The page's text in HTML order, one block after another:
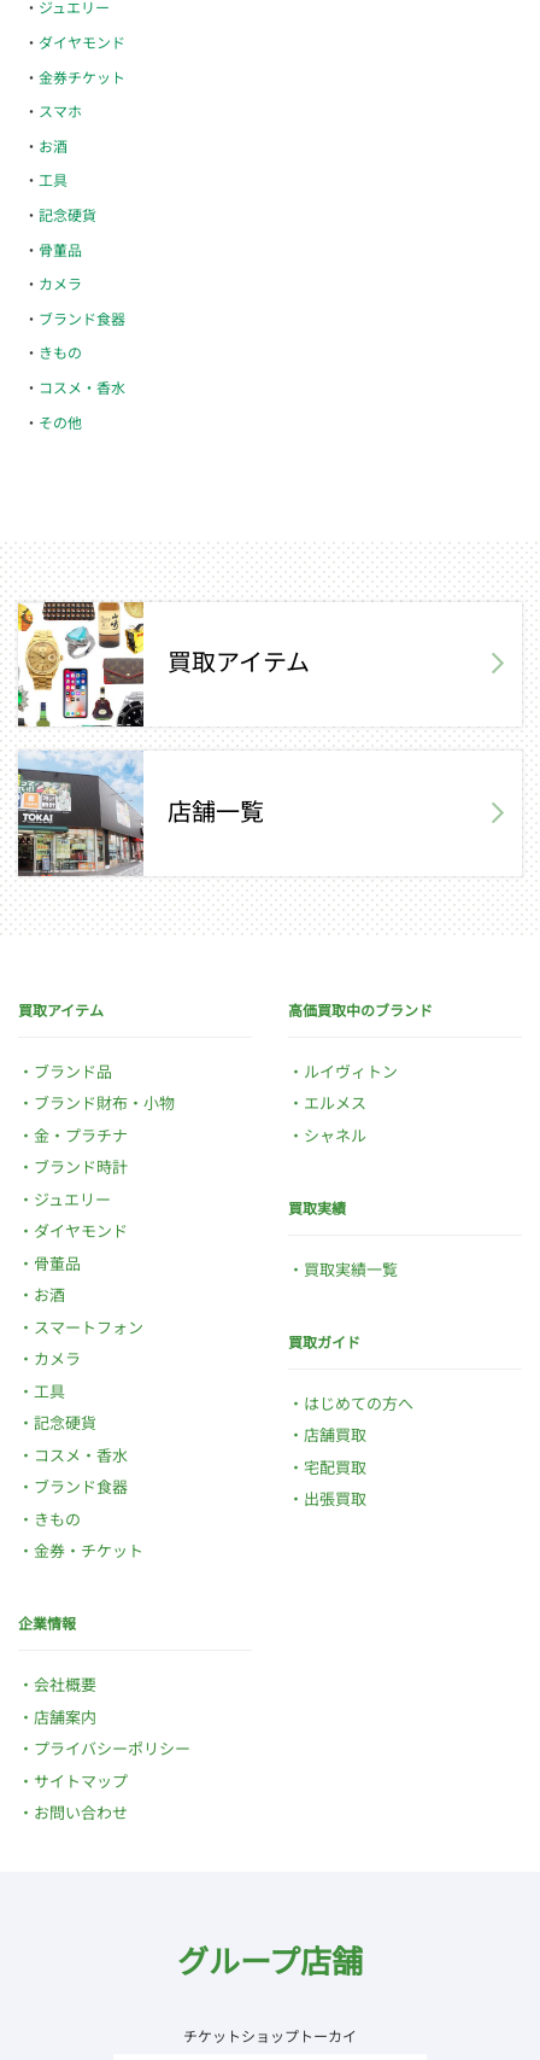
ジュエリー
ダイヤモンド
金券チケット
スマホ
お酒
工具
記念硬貨
骨董品
カメラ
ブランド食器
きもの
コスメ・香水
その他
買取アイテム
店舗一覧
買取アイテム
ブランド品
ブランド財布・小物
金・プラチナ
ブランド時計
ジュエリー
ダイヤモンド
骨董品
お酒
スマートフォン
カメラ
工具
記念硬貨
コスメ・香水
ブランド食器
きもの
金券・チケット
高価買取中のブランド
ルイヴィトン
エルメス
シャネル
買取実績
買取実績一覧
買取ガイド
はじめての方へ
店舗買取
宅配買取
出張買取
企業情報
会社概要
店舗案内
プライバシーポリシー
サイトマップ
お問い合わせ
グループ店舗
チケットショップトーカイ